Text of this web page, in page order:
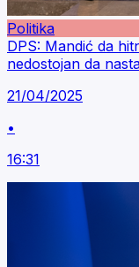
Politika
DPS: Mandić da
nedostojan da
21/04/2025
•
16:31